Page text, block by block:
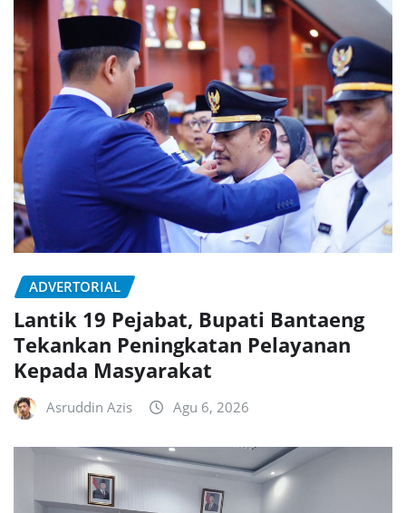
ADVERTORIAL
Lantik 19 Pejabat, Bupati Bantaeng
Tekankan Peningkatan Pelayanan
Kepada Masyarakat
Asruddin Azis Agu 6, 2026